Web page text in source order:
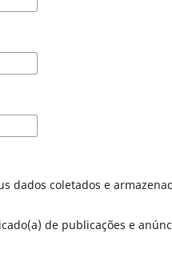
dados coletados e
de publicações e